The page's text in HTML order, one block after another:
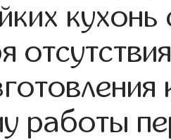
работы